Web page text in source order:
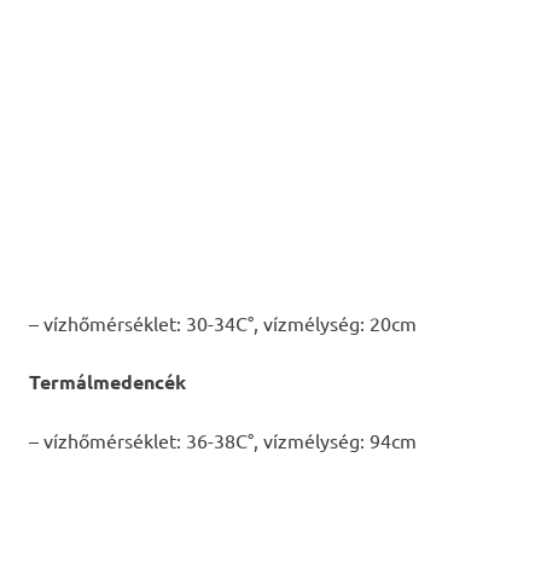
– vízhőmérséklet: 30-34C°, vízmélység: 20cm
Termálmedencék
– vízhőmérséklet: 36-38C°, vízmélység: 94cm